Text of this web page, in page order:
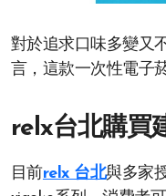
對於追求口味多變又
言，這款一次性電子
relx台北購買
目前relx 台北與多家